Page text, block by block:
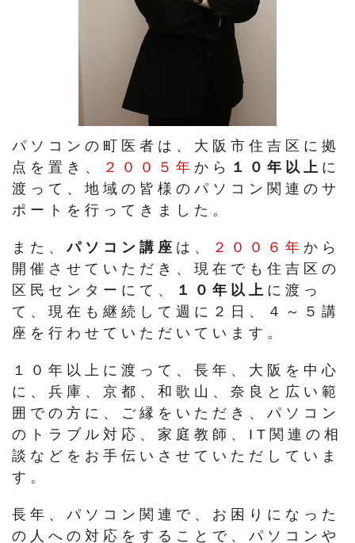
パソコンの町医者は、大阪市住吉区に拠
点を置き、
２００５年 から １０年以上 に
渡って、地域の皆様のパソコン関連のサ
ポートを行ってきました。
また、パソコン講座 は、 ２００６年 から
開催させていただき、現在でも住吉区の
区民センターにて、
１０年以上 に渡っ
て、現在も継続して週に２日、４～５講
座を行わせていただいています。
１０年以上に渡って、長年、大阪を中心
に、兵庫、京都、和歌山、奈良と広い範
囲での方に、ご縁をいただき、パソコン
のトラブル対応、家庭教師、IT関連の相
談などをお手伝いさせていただしていま
す。
長年、パソコン関連で、お困りになった
の人への対応をすることで、パソコンや